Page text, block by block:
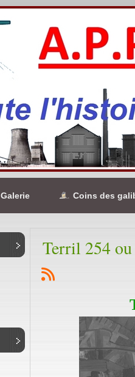
Galerie Coins des
Terril 254 ou